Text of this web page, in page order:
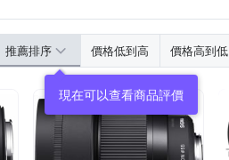
推薦排序 價格低到高 價格高到低
現在可以查看商品評價